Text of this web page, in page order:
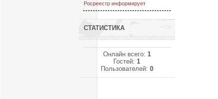
Росреестр информирует
СТАТИСТИКА
Онлайн всего: 1
Гостей:1
Пользователей: 0